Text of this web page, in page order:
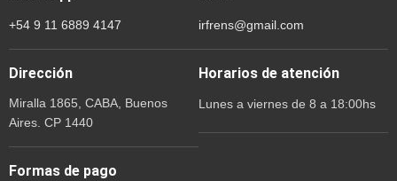
+54 9 11 6889 4147 irfrens@gmail.com
Dirección
Miralla 1865, CABA, Buenos
Aires. CP 1440
Horarios de atención
Lunes a viernes de 8 a 18:00hs
Formas de pago